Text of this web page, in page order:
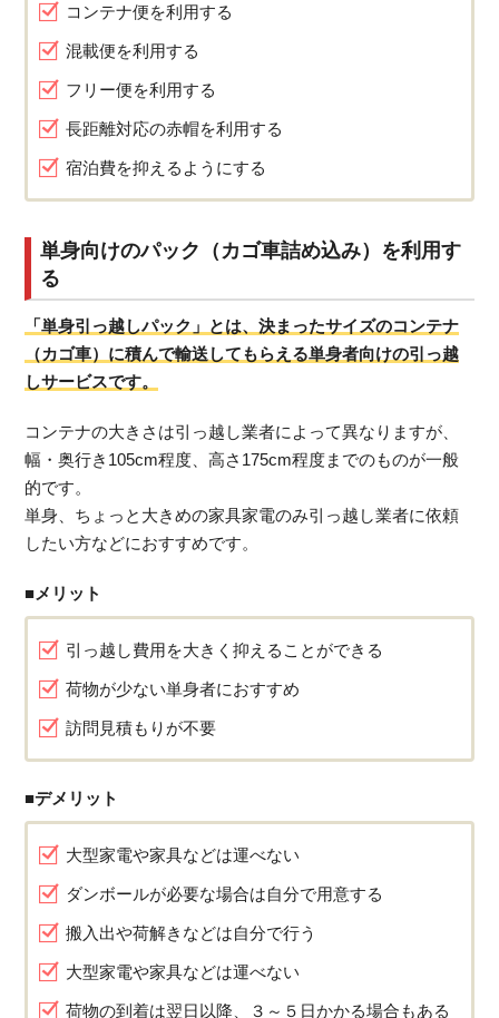
コンテナ便を利用する
混載便を利用する
フリー便を利用する
長距離対応の赤帽を利用する
宿泊費を抑えるようにする
単身向けのパック（カゴ車詰め込み）を利用す
る
「単身引っ越しパック」とは、決まったサイズのコンテナ
（カゴ車）に積んで輸送してもらえる単身者向けの引っ越
しサービスです。
コンテナの大きさは引っ越し業者によって異なりますが、
幅・奥行き105cm程度、高さ175cm程度までのものが一般
的です。
単身、ちょっと大きめの家具家電のみ引っ越し業者に依頼
したい方などにおすすめです。
■メリット
引っ越し費用を大きく抑えることができる
荷物が少ない単身者におすすめ
訪問見積もりが不要
■デメリット
大型家電や家具などは運べない
ダンボールが必要な場合は自分で用意する
搬入出や荷解きなどは自分で行う
大型家電や家具などは運べない
荷物の到着は翌日以降、３～５日かかる場合もある